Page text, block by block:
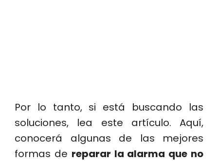
Por lo tanto, si está buscando las
soluciones, lea este artículo. Aquí,
conocerá algunas de las mejores
formas de reparar la alarma que no